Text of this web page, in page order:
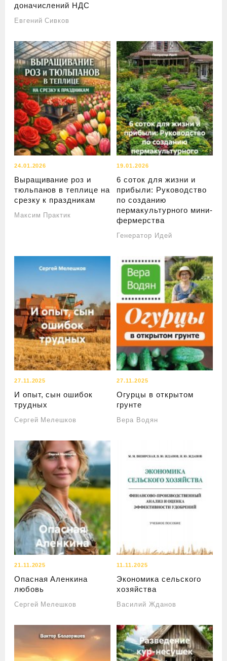
доначислений НДС
Евгений Сивков
24.01.2026
Выращивание роз и
тюльпанов в теплице на
срезку к праздникам
Максим Практик
19.01.2026
6 соток для жизни и
прибыли: Руководство
по созданию
пермакультурного мини-
фермерства
Генератор Идей
27.11.2025
И опыт, сын ошибок
трудных
Сергей Мелешков
27.11.2025
Огурцы в открытом
грунте
Вера Водян
21.11.2025
Опасная Аленкина
любовь
Сергей Мелешков
11.11.2025
Экономика сельского
хозяйства
Василий Жданов